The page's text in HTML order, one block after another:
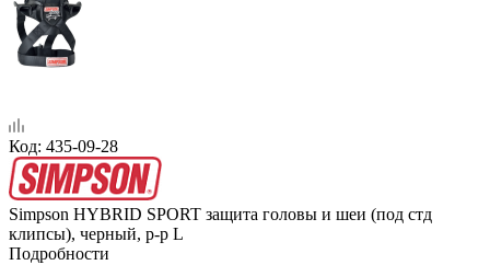
Код: 435-09-28
Simpson HYBRID SPORT защита головы и шеи (под стд
клипсы), черный, р-р L
Подробности